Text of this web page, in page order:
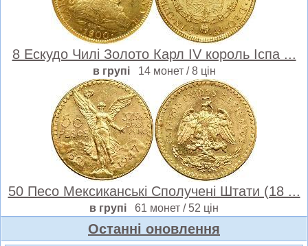
8 Ескудо Чилі Золото Карл IV король Іспа ...
в групі 14 монет / 8 цін
50 Песо Мексиканські Сполучені Штати (18 ...
в групі 61 монет / 52 цін
Oстанні оновлення